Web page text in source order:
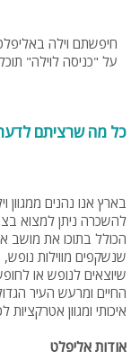
חיפשתם וילה
על "כניסה לוילה"
כל מה שרציתם
בארץ אנו נהנים ממגוון
להשכרה ניתן למצוא
הכולל בתוכו את מושב
שנשקפים מווילות
שיוצאים לנופש או
החיים ומרעש העיר
איכותי ומגוון
אודות אליפלט